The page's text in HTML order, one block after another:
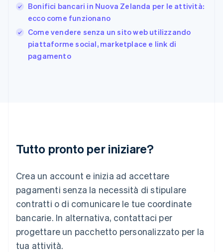
Bonifici bancari in Nuova Zelanda per le attività:
ecco come funzionano
Come vendere senza un sito web utilizzando
piattaforme social, marketplace e link di
pagamento
Tutto pronto per iniziare?
Crea un account e inizia ad accettare
pagamenti senza la necessità di stipulare
contratti o di comunicare le tue coordinate
bancarie. In alternativa, contattaci per
progettare un pacchetto personalizzato per la
tua attività.
日本語English
English
Grecia
English
India
English
Lituania
Lussemburgo
Deutsch English
Malaysia
English 简体中文
Malta
Messico
EspañolEnglish